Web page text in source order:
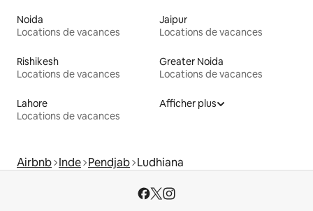
Noida
Locations de vacances
Jaipur
Locations de vacances
Rishikesh
Locations de vacances
Greater Noida
Locations de vacances
Lahore
Locations de vacances
Afficher plus
Airbnb Inde Pendjab Ludhiana